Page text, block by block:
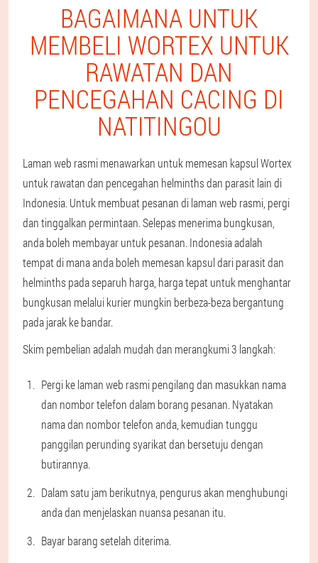
BAGAIMANA UNTUK
MEMBELI WORTEX UNTUK
RAWATAN DAN
PENCEGAHAN CACING DI
NATITINGOU
Laman web rasmi menawarkan untuk memesan kapsul Wortex
untuk rawatan dan pencegahan helminths dan parasit lain di
Indonesia. Untuk membuat pesanan di laman web rasmi, pergi
dan tinggalkan permintaan. Selepas menerima bungkusan,
anda boleh membayar untuk pesanan. Indonesia adalah
tempat di mana anda boleh memesan kapsul dari parasit dan
helminths pada separuh harga, harga tepat untuk menghantar
bungkusan melalui kurier mungkin berbeza-beza bergantung
pada jarak ke bandar.
Skim pembelian adalah mudah dan merangkumi 3 langkah:
Pergi ke laman web rasmi pengilang dan masukkan nama
dan nombor telefon dalam borang pesanan. Nyatakan
nama dan nombor telefon anda, kemudian tunggu
panggilan perunding syarikat dan bersetuju dengan
butirannya.
Dalam satu jam berikutnya, pengurus akan menghubungi
anda dan menjelaskan nuansa pesanan itu.
Bayar barang setelah diterima.